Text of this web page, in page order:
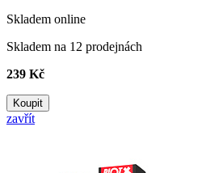
Skladem online
Skladem na 12 prodejnách
239 Kč
Koupit
zavřít